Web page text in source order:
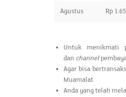
Agustus Rp
Untuk menikmati
dan channel
Agar bisa
Muamalat
Anda yang telah